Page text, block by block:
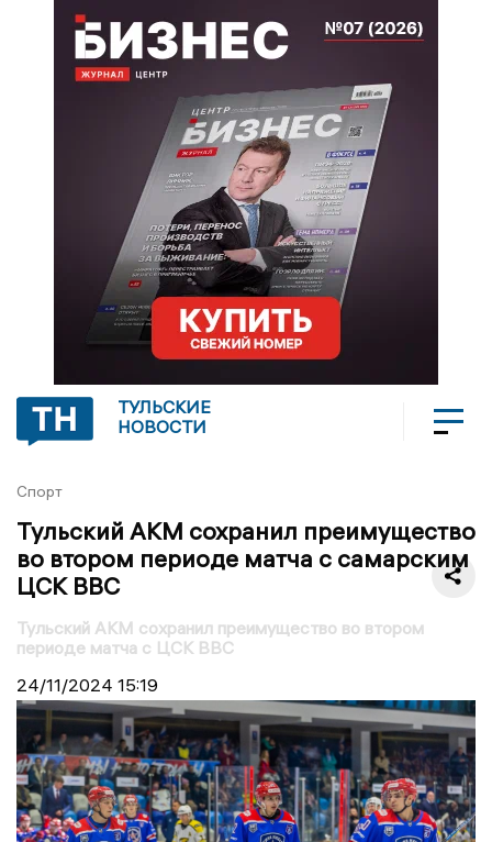
ТУЛЬСКИЕ
НОВОСТИ
Спорт
Тульский АКМ сохранил преимущество
во втором периоде матча с самарским
ЦСК ВВС
Тульский АКМ сохранил преимущество во втором
периоде матча с ЦСК ВВС
24/11/2024 15:19